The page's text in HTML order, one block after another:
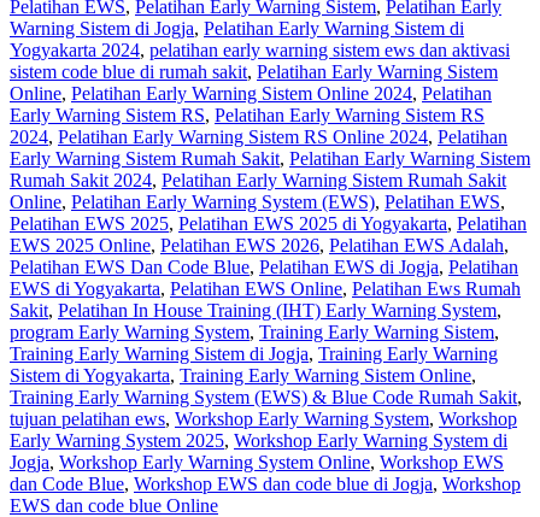
Pelatihan EWS, Pelatihan Early Warning Sistem, Pelatihan Early
Warning Sistem di Jogja, Pelatihan Early Warning Sistem di
Yogyakarta 2024, pelatihan early warning sistem ews dan aktivasi
sistem code blue di rumah sakit, Pelatihan Early Warning Sistem
Online, Pelatihan Early Warning Sistem Online 2024, Pelatihan
Early Warning Sistem RS, Pelatihan Early Warning Sistem RS
2024, Pelatihan Early Warning Sistem RS Online 2024, Pelatihan
Early Warning Sistem Rumah Sakit, Pelatihan Early Warning Sistem
Rumah Sakit 2024, Pelatihan Early Warning Sistem Rumah Sakit
Online, Pelatihan Early Warning System (EWS), Pelatihan EWS,
Pelatihan EWS 2025, Pelatihan EWS 2025 di Yogyakarta, Pelatihan
EWS 2025 Online, Pelatihan EWS 2026, Pelatihan EWS Adalah,
Pelatihan EWS Dan Code Blue, Pelatihan EWS di Jogja, Pelatihan
EWS di Yogyakarta, Pelatihan EWS Online, Pelatihan Ews Rumah
Sakit, Pelatihan In House Training (IHT) Early Warning System,
program Early Warning System, Training Early Warning Sistem,
Training Early Warning Sistem di Jogja, Training Early Warning
Sistem di Yogyakarta, Training Early Warning Sistem Online,
Training Early Warning System (EWS) & Blue Code Rumah Sakit,
tujuan pelatihan ews, Workshop Early Warning System, Workshop
Early Warning System 2025, Workshop Early Warning System di
Jogja, Workshop Early Warning System Online, Workshop EWS
dan Code Blue, Workshop EWS dan code blue di Jogja, Workshop
EWS dan code blue Online